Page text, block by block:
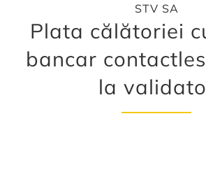
STV SA
Plata călătoriei
bancar
la